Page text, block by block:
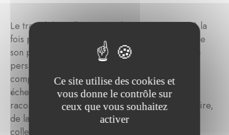
Le travail de William Kentridge se caractérise à la
fois par sa propre biographie et par l'histoire de
son pays natale, l'Afrique du Sud. À travers cette
perspective, et avec un mélange de médiums, y
compris des dessins, des sculptures à grande
échelle et des installations vidéos et sonores, il
raconte de façon narrative des thèmes de l'histoire,
de la fragmentation du temps, de la mémoire
collective et de l'absurdité.
Ce site utilise des cookies et
vous donne le contrôle sur
ceux que vous souhaitez
activer